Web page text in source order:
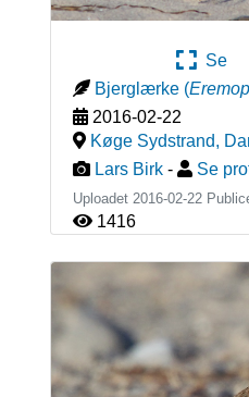
Se
Bjerglærke (
2016-02-22
Køge Sydstrand,
Lars Birk - Se
Uploadet 2016-02-22
1416